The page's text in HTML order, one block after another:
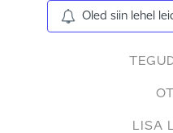
Oled siin lehel
LISA